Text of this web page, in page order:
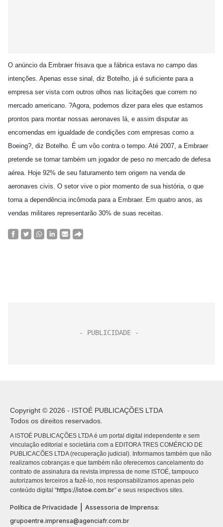
O anúncio da Embraer frisava que a fábrica estava no campo das
intenções. Apenas esse sinal, diz Botelho, já é suficiente para a
empresa ser vista com outros olhos nas licitações que correm no
mercado americano. ?Agora, podemos dizer para eles que estamos
prontos para montar nossas aeronaves lá, e assim disputar as
encomendas em igualdade de condições com empresas como a
Boeing?, diz Botelho. É um vôo contra o tempo. Até 2007, a Embraer
pretende se tornar também um jogador de peso no mercado de defesa
aérea. Hoje 92% de seu faturamento tem origem na venda de
aeronaves civis. O setor vive o pior momento de sua história, o que
torna a dependência incômoda para a Embraer. Em quatro anos, as
vendas militares representarão 30% de suas receitas.
Copyright © 2026 - ISTOÉ PUBLICAÇÕES LTDA
Todos os direitos reservados.
A ISTOÉ PUBLICAÇÕES LTDA é um portal digital independente e sem
vinculação editorial e societária com a EDITORA TRES COMÉRCIO DE
PUBLICACÕES LTDA (recuperação judicial). Informamos também que não
realizamos cobranças e que também não oferecemos cancelamento do
contrato de assinatura da revista impressa de nome ISTOÉ, tampouco
autorizamos terceiros a fazê-lo, nos responsabilizamos apenas pelo
conteúdo digital “https://istoe.com.br” e seus respectivos sites.
Política de Privacidade
Assessoria de Imprensa:
grupoentre.imprensa@agenciafr.com.br